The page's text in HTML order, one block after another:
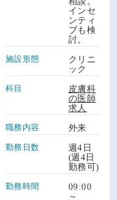
インセ
ンティ
ブも検
討。
施設形態
クリニ
ック
科目
皮膚科
の医師
求人
職務内容 外来
勤務日数
週4日
(週4日
勤務可)
勤務時間
09:00
～